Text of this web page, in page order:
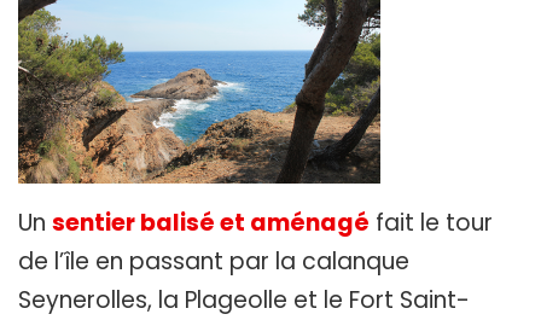
Un sentier balisé et aménagé fait le tour
de l’île en passant par la calanque
Seynerolles, la Plageolle et le Fort Saint-